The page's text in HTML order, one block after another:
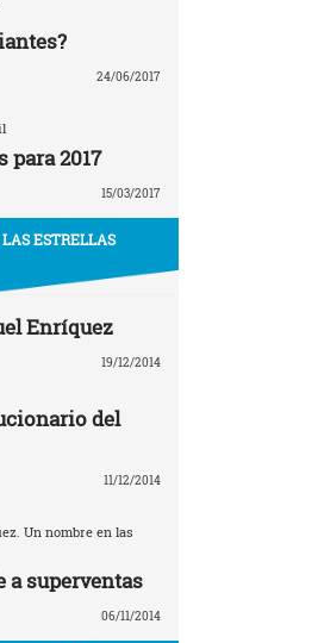
24/06/2017
para 2017
15/03/2017
ESTRELLAS
Enríquez
19/12/2014
del
11/12/2014
Un nombre en las
a superventas
06/11/2014